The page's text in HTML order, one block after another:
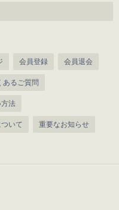
会員登録 会員退会
あるご質問
法
いて 重要なお知らせ